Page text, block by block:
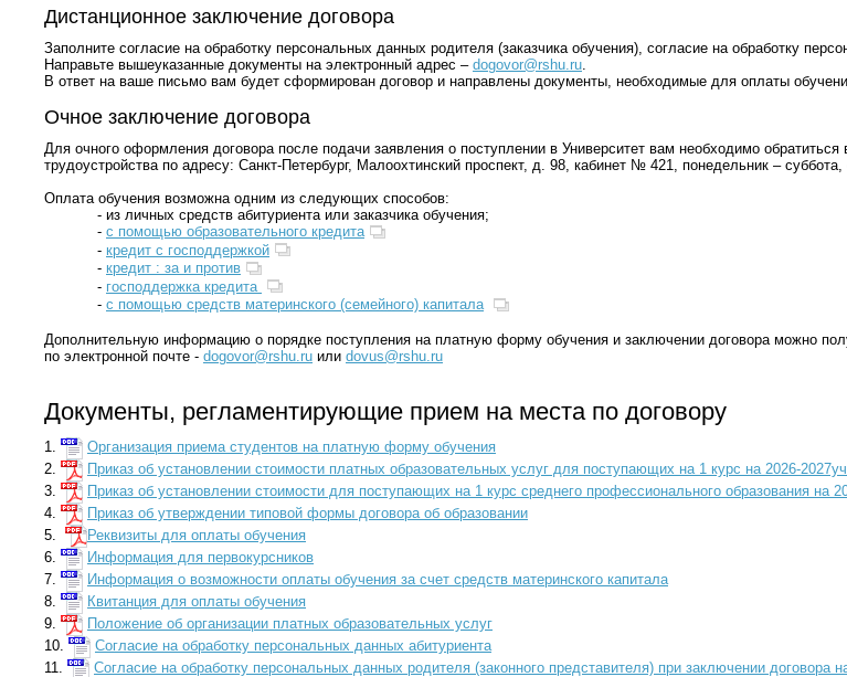
Дистанционное заключение договора
Заполните согласие на обработку персональных данных родителя (заказчика обучения), согласие на обработку
Направьте вышеуказанные документы на электронный адрес – dogovor@rshu.ru.
В ответ на ваше письмо вам будет сформирован договор и направлены документы, необходимые для оплаты
Очное заключение договора
Для очного оформления договора после подачи заявления о поступлении в Университет вам необходимо
трудоустройства по адресу: Санкт-Петербург, Малоохтинский проспект, д. 98, кабинет № 421, понедельник –
Оплата обучения возможна одним из следующих способов:
- из личных средств абитуриента или заказчика обучения;
- с помощью образовательного кредита
- кредит с господдержкой
- кредит : за и против
- господдержка кредита
- с помощью средств материнского (семейного) капитала
Дополнительную информацию о порядке поступления на платную форму обучения и заключении договора можно
по электронной почте - dogovor@rshu.ru или dovus@rshu.ru
Документы, регламентирующие прием на места по договору
1.
Организация приема студентов на платную форму обучения
2.
Приказ об установлении стоимости платных образовательных услуг для поступающих на 1 курс на 2026-
3.
Приказ об установлении стоимости для поступающих на 1 курс среднего профессионального образования на
4.
Приказ об утверждении типовой формы договора об образовании
5.
Реквизиты для оплаты обучения
6.
Информация для первокурсников
7.
Информация о возможности оплаты обучения за счет средств материнского капитала
8.
Квитанция для оплаты обучения
9.
Положение об организации платных образовательных услуг
10.
Согласие на обработку персональных данных абитуриента
11.
Согласие на обработку персональных данных родителя (законного представителя) при заключении договора